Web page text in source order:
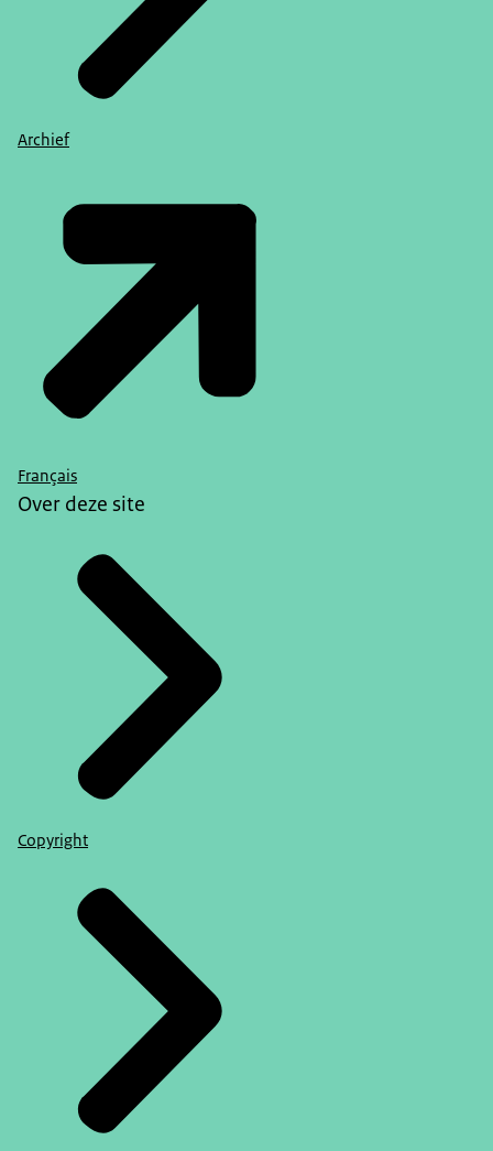
Archief
Français
Over deze site
Copyright